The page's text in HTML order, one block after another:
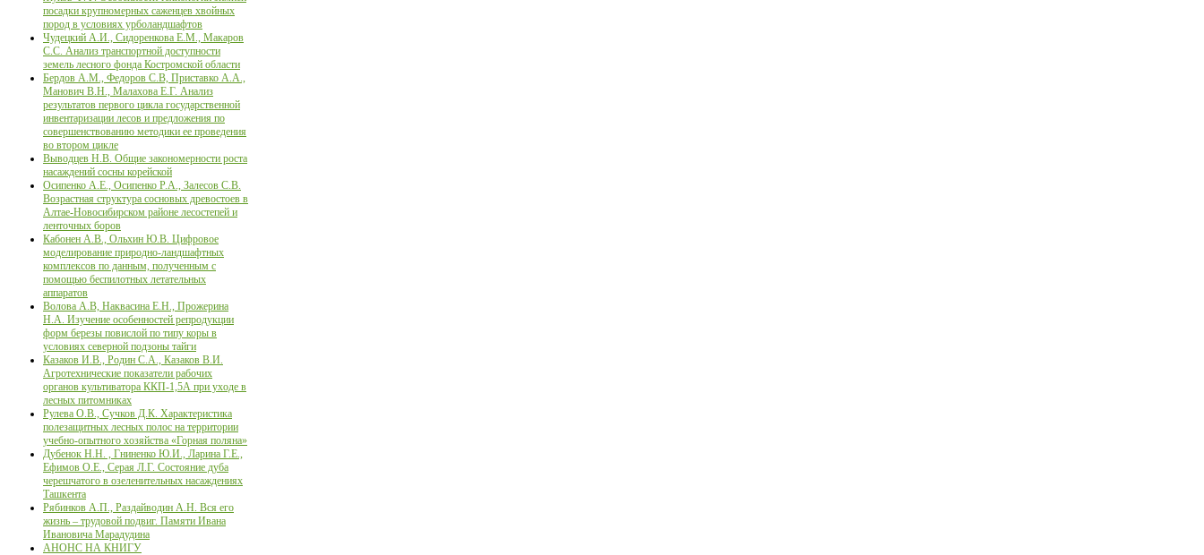
посадки крупномерных саженцев хвойных
пород в условиях урболандшафтов
Чудецкий А.И., Сидоренкова Е.М., Макаров
С.С. Анализ транспортной доступности
земель лесного фонда Костромской области
Бердов А.М., Федоров С.В, Приставко А.А.,
Манович В.Н., Малахова Е.Г. Анализ
результатов первого цикла государственной
инвентаризации лесов и предложения по
совершенствованию методики ее проведения
во втором цикле
Выводцев Н.В. Общие закономерности роста
насаждений сосны корейской
Осипенко А.Е., Осипенко Р.А., Залесов С.В.
Возрастная структура сосновых древостоев в
Алтае-Новосибирском районе лесостепей и
ленточных боров
Кабонен А.В., Ольхин Ю.В. Цифровое
моделирование природно-ландшафтных
комплексов по данным, полученным с
помощью беспилотных летательных
аппаратов
Волова А.В, Наквасина Е.Н., Прожерина
Н.А. Изучение особенностей репродукции
форм березы повислой по типу коры в
условиях северной подзоны тайги
Казаков И.В., Родин С.А., Казаков В.И.
Агротехнические показатели рабочих
органов культиватора ККП-1,5А при уходе в
лесных питомниках
Рулева О.В., Сучков Д.К. Характеристика
полезащитных лесных полос на территории
учебно-опытного хозяйства «Горная поляна»
Дубенок Н.Н. , Гниненко Ю.И., Ларина Г.Е.,
Ефимов О.Е., Серая Л.Г. Состояние дуба
черешчатого в озеленительных насаждениях
Ташкента
Рябинков А.П., Раздайводин А.Н. Вся его
жизнь – трудовой подвиг. Памяти Ивана
Ивановича Марадудина
АНОНС НА КНИГУ